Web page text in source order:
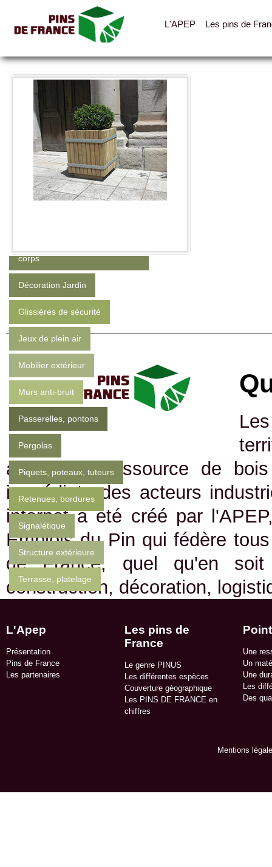
L'APEP Les pins de
Toutes les photos
Catégories
corps
Décoration Jardin
Glissières de sécurité
Jeux de plein air
Mobilier extérieur
Murs anti-bruit
Passerelles, pontons
Pergolas
Piquets, poteaux, tuteurs
Retenues, bordures
Signalétique
Structure extérieure
Terrasse, platelage
abondante ressource de
immédiate des acteurs
internet a été créé par
Emplois du Pin qui fédère
de France, quel qu'en soit
construction, décoration,
L'Apep
Présentation
Pins de France
Les partenaires
Les pins de
France
Le genre PINUS
Les différentes espèces
Couverture géographique
Les PINS DE FRANCE en
chiffres
Une
Un
Une
Les
Des
Mentions